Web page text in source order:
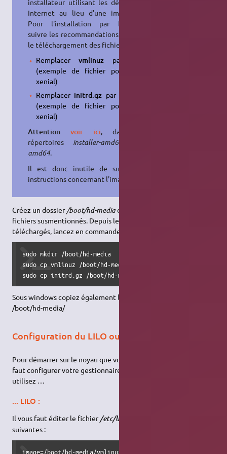
Internet au lieu d'une image iso.
Pour l'installation par Internet,
suivre les recommandations et, pour
le téléchargement des fichiers :
Remplacervmlinuz par
(exemple de fichier pour i386,
xenial)
Remplacer initrd.gz par
(exemple de fichier pour i386,
xenial)
Attention voir ici, dans les
répertoires installer-amd64
amd64.
Il est donc inutile de suivre les
instructions concernant l'image iso.
Créez un dossier/boot/hd-mediadans lequel vous copierez les
fichiers susmentionnés. Depuis le répertoire où vous les avez
téléchargés, lancez en commande :
sudo mkdir /boot/hd-media
sudo cp vmlinuz /boot/hd-media
sudo cp initrd.gz /boot/hd-media
Sous windows copiez également les fichiers téléchargés dans
/boot/hd-media/
Configuration du LILO ou GRUB
Pour démarrer sur le noyau que vous venez d'installer, il vous
faut configurer votre gestionnaire de démarrage. Si vous
utilisez …
... LILO :
Il vous faut éditer le fichier/etc/lilo.conf
suivantes :
image=/boot/hd-media/vmlinuz